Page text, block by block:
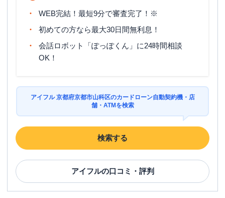
WEB完結！最短9分で審査完了！※
初めての方なら最大30日間無利息！
会話ロボット「ぽっぽくん」に24時間相談
OK！
アイフル 京都府京都市山科区のカードローン自動契約機・店
舗・ATMを検索
検索する
アイフルの口コミ・評判